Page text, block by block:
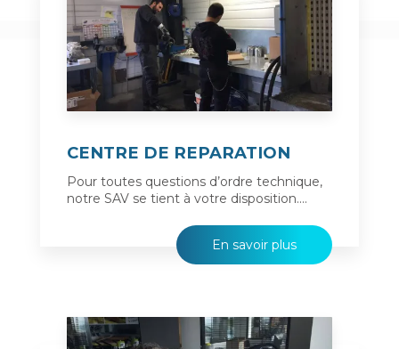
CENTRE DE REPARATION
Pour toutes questions d’ordre technique,
notre SAV se tient à votre disposition....
En savoir plus